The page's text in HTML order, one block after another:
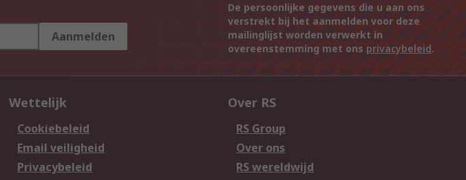
Aanmelden
De persoonlijke gegevens die u aan ons
verstrekt bij het aanmelden voor deze
mailinglijst worden verwerkt in
overeenstemming met ons privacybeleid.
Wettelijk
Cookiebeleid
Email veiligheid
Privacybeleid
Over RS
RS Group
Over ons
RS wereldwijd